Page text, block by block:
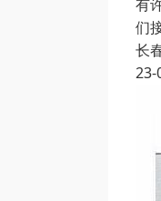
有
们
长
23-